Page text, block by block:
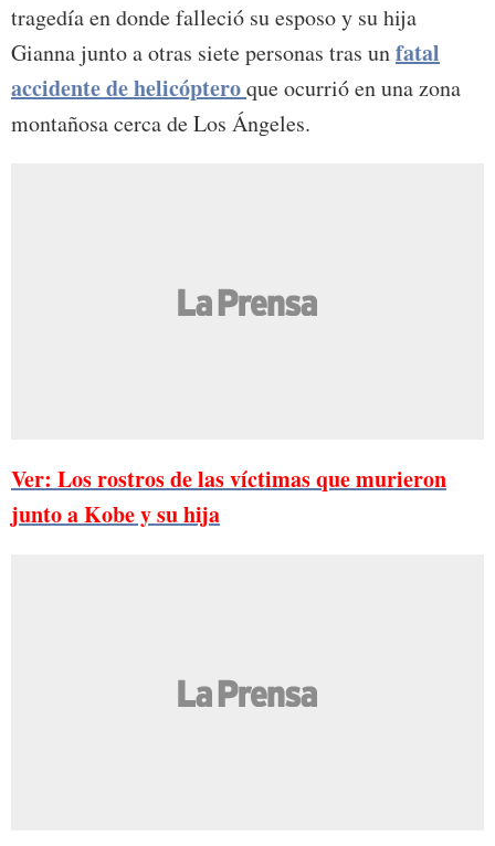
tragedía en donde falleció su esposo y su hija
Gianna junto a otras siete personas tras unfatal
accidente de helicópteroque ocurrió en una zona
montañosa cerca de Los Ángeles.
Ver: Los rostros de las víctimas que murieron
junto a Kobe y su hija